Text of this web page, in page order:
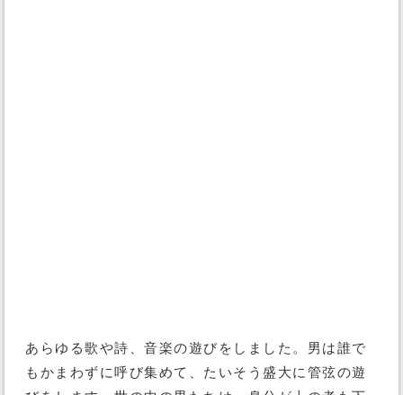
あらゆる歌や詩、音楽の遊びをしました。男は誰で
もかまわずに呼び集めて、たいそう盛大に管弦の遊